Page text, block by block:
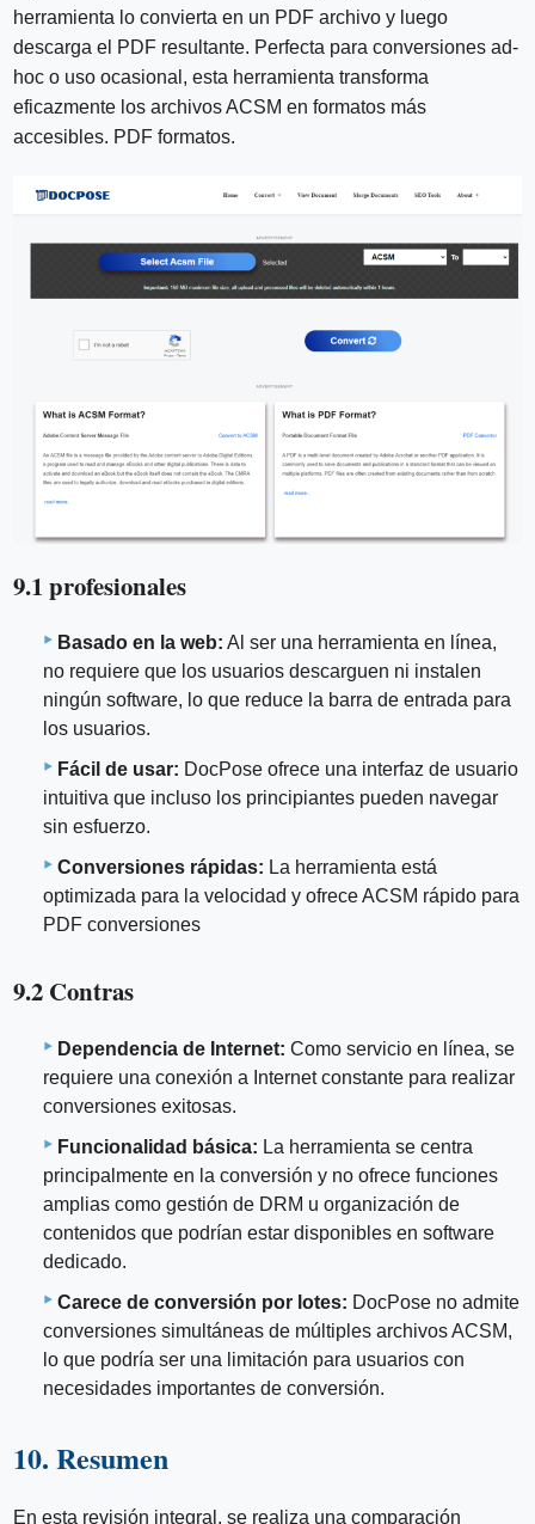
herramienta lo convierta en un PDF archivo y luego
descarga el PDF resultante. Perfecta para conversiones ad-
hoc o uso ocasional, esta herramienta transforma
eficazmente los archivos ACSM en formatos más
accesibles. PDF formatos.
9.1 profesionales
Basado en la web: Al ser una herramienta en línea,
no requiere que los usuarios descarguen ni instalen
ningún software, lo que reduce la barra de entrada para
los usuarios.
Fácil de usar: DocPose ofrece una interfaz de usuario
intuitiva que incluso los principiantes pueden navegar
sin esfuerzo.
Conversiones rápidas: La herramienta está
optimizada para la velocidad y ofrece ACSM rápido para
PDF conversiones
9.2 Contras
Dependencia de Internet: Como servicio en línea, se
requiere una conexión a Internet constante para realizar
conversiones exitosas.
Funcionalidad básica: La herramienta se centra
principalmente en la conversión y no ofrece funciones
amplias como gestión de DRM u organización de
contenidos que podrían estar disponibles en software
dedicado.
Carece de conversión por lotes: DocPose no admite
conversiones simultáneas de múltiples archivos ACSM,
lo que podría ser una limitación para usuarios con
necesidades importantes de conversión.
10. Resumen
En esta revisión integral, se realiza una comparación